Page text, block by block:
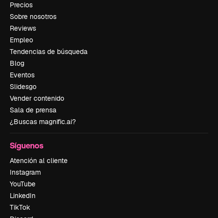
Precios
Sobre nosotros
Reviews
Empleo
Tendencias de búsqueda
Blog
Eventos
Slidesgo
Vender contenido
Sala de prensa
¿Buscas magnific.ai?
Síguenos
Atención al cliente
Instagram
YouTube
LinkedIn
TikTok